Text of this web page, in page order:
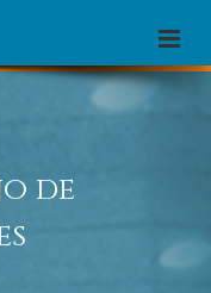
de